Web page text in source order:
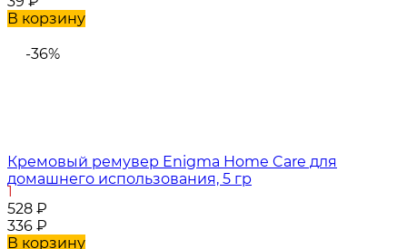
В корзину
-36%
Кремовый ремувер Enigma Home Care для
домашнего использования, 5 гр
1
528 ₽
336 ₽
В корзину